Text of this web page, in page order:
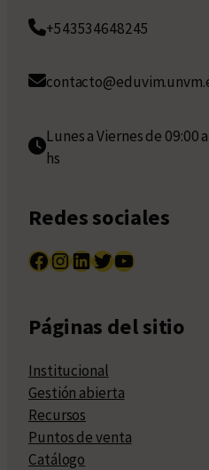
+543534648245
Lunes a Viernes de 09:00
hs
Redes sociales
Facebook InstagramLinkedIn Twitter YouTube
Páginas del sitio
Institucional
Gestión abierta
Recursos
Puntos de venta
Catálogo